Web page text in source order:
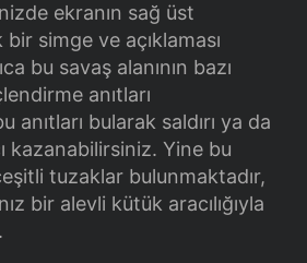
ekranın sağ üst
simge ve açıklaması
bu savaş alanının bazı
anıtları
anıtları bularak saldırı ya da
kazanabilirsiniz. Yine bu
tuzaklar bulunmaktadır,
bir alevli kütük aracılığıyla